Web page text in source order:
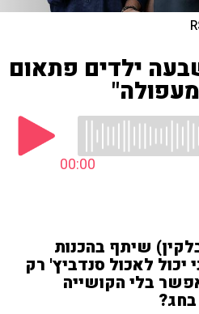
ילדים פתאום
00:00
שיתף בהכנות
לאכול סנדביץ' רק
בלי הקושייה